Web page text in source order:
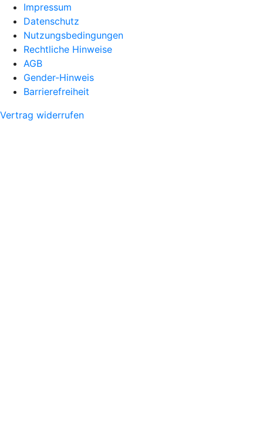
Impressum
Datenschutz
Nutzungsbedingungen
Rechtliche Hinweise
AGB
Gender-Hinweis
Barrierefreiheit
Vertrag widerrufen